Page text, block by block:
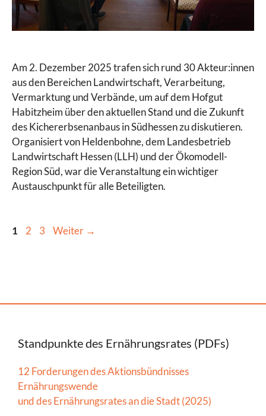
Am 2. Dezember 2025 trafen sich rund 30 Akteur:innen
aus den Bereichen Landwirtschaft, Verarbeitung,
Vermarktung und Verbände, um auf dem Hofgut
Habitzheim über den aktuellen Stand und die Zukunft
des Kichererbsenanbaus in Südhessen zu diskutieren.
Organisiert von Heldenbohne, dem Landesbetrieb
Landwirtschaft Hessen (LLH) und der Ökomodell-
Region Süd, war die Veranstaltung ein wichtiger
Austauschpunkt für alle Beteiligten.
Seite
1 Seite
2 Seite
3 Weiter →
Standpunkte des Ernährungsrates (PDFs)
12 Forderungen des Aktionsbündnisses
Ernährungswende
und des Ernährungsrates an die Stadt (2025)